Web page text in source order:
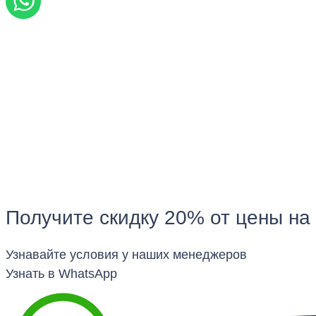
Получите скидку 20% от цены на
Узнавайте условия у наших менеджеров
Узнать в WhatsApp